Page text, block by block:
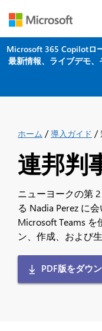
Microsoft 365 Copilotロ
最新情報、ライブデモ
ホーム /導入ガイド /
連邦判
ニューヨークの第
る Nadia Perez に
Microsoft Teams
ン、作成、および
PDF版をダウ